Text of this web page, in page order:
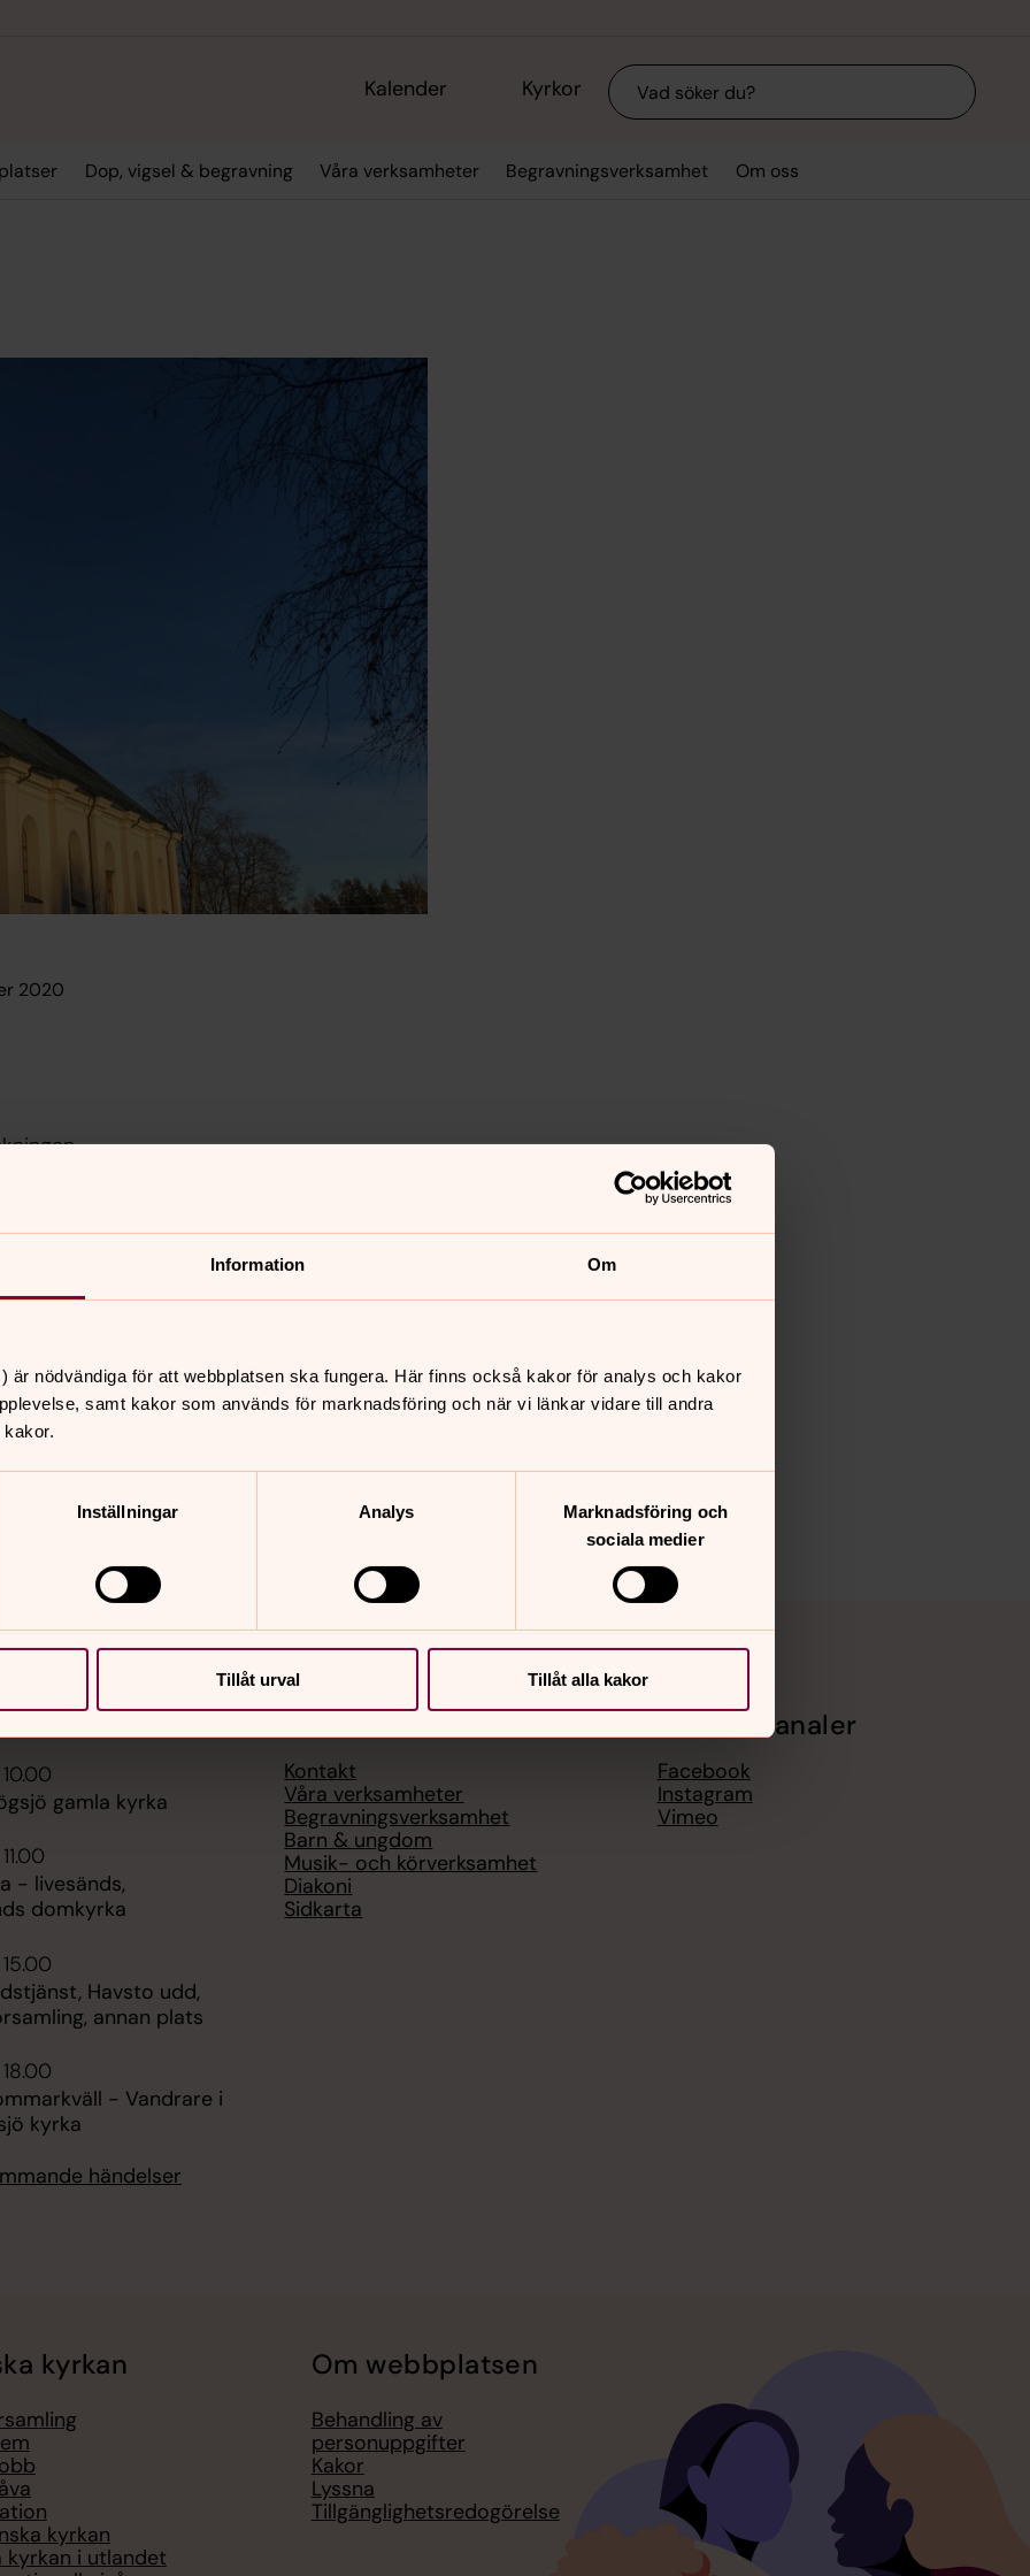
Information Om
är nödvändiga för att webbplatsen ska fungera. Här finns också kakor för analys och kakor
samt kakor som används för marknadsföring och när vi länkar vidare till andra
Inställningar Analys
Marknadsföring och
sociala medier
Tillåt urval Tillåt alla kakor
Kalender Kyrkor Sök
Dop, vigsel & begravning Våra verksamheter Begravningsverksamhet Om oss
2020
steg.
gamla kyrka
- livesänds,
domkyrka
Havsto udd,
annan plats
- Vandrare i
kyrka
händelser
Kontakt
Våra verksamheter
Begravningsverksamhet
Barn & ungdom
Musik- och körverksamhet
Diakoni
Sidkarta
Sociala kanaler
Facebook
Instagram
Vimeo
kyrkan
kyrkan
kyrkan i utlandet
Om webbplatsen
Behandling av
personuppgifter
Kakor
Lyssna
Tillgänglighetsredogörelse